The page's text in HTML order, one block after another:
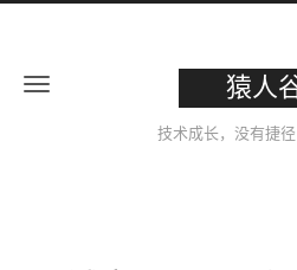
猿人
技术成长，没有捷